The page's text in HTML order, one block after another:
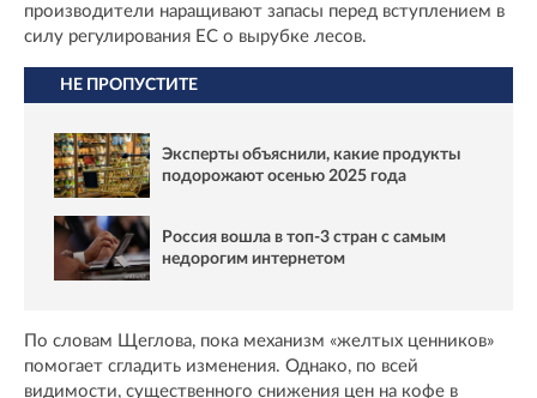
производители наращивают запасы перед вступлением в
силу регулирования ЕС о вырубке лесов.
НЕ ПРОПУСТИТЕ
Эксперты объяснили, какие продукты
подорожают осенью 2025 года
Россия вошла в топ-3 стран с самым
недорогим интернетом
По словам Щеглова, пока механизм «желтых ценников»
помогает сгладить изменения. Однако, по всей
видимости, существенного снижения цен на кофе в